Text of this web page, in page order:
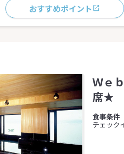
おすすめポイント
Ｗｅ
席★
チェック